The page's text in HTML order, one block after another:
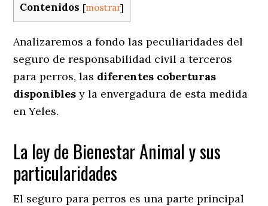
Contenidos [mostrar]
Analizaremos a fondo las peculiaridades del
seguro de responsabilidad civil a terceros
para perros, las diferentes coberturas
disponibles y la envergadura de esta medida
en Yeles.
La ley de Bienestar Animal y sus
particularidades
El seguro para perros es una parte principal